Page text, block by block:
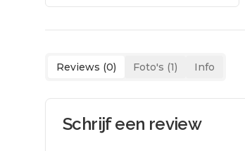
Reviews (0) Foto's (1) Info
Schrijf een review